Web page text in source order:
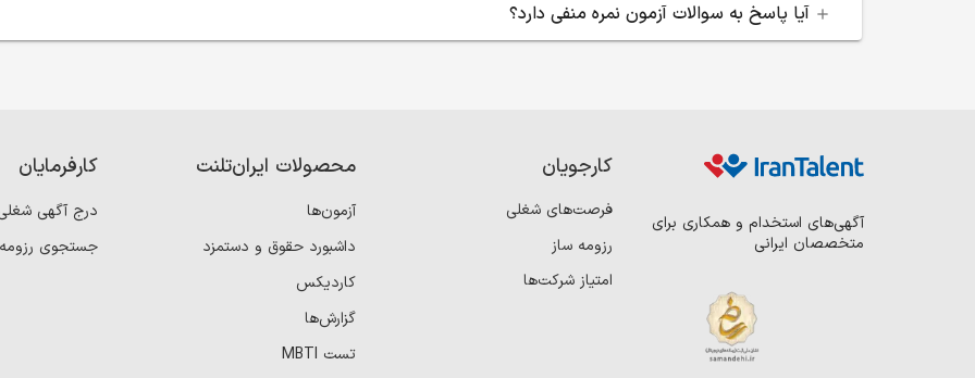
آیا پاسخ به سوالات آزمون نمره منفی دارد؟
آگهی‌های استخدام و همکاری برای
متخصصان ایرانی
کارجویان
فرصت‌های شغلی
رزومه ساز
امتیاز شرکت‌ها
محصولات ایران‌تلنت
آزمون‌ها
داشبورد حقوق و دستمزد
کاردیکس
گزارش‌ها
تست MBTI
کارفرمایان
درج آگهی
جستجوی رزومه